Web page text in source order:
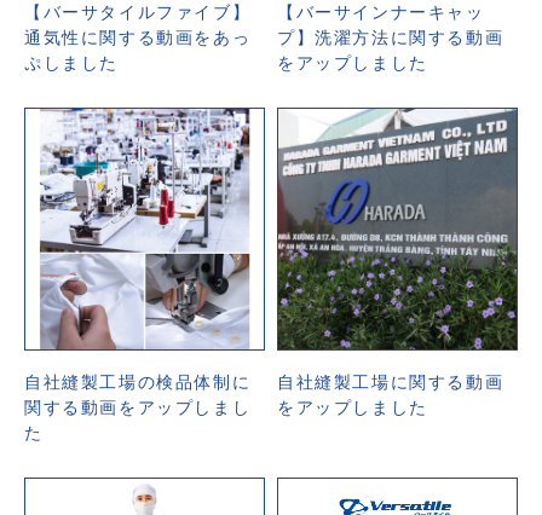
【バーサタイルファイブ】
通気性に関する動画をあっ
ぷしました
【バーサインナーキャッ
プ】洗濯方法に関する動画
をアップしました
自社縫製工場の検品体制に
関する動画をアップしまし
た
自社縫製工場に関する動画
をアップしました